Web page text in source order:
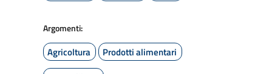
Argomenti:
Agricoltura
Prodotti alimentari